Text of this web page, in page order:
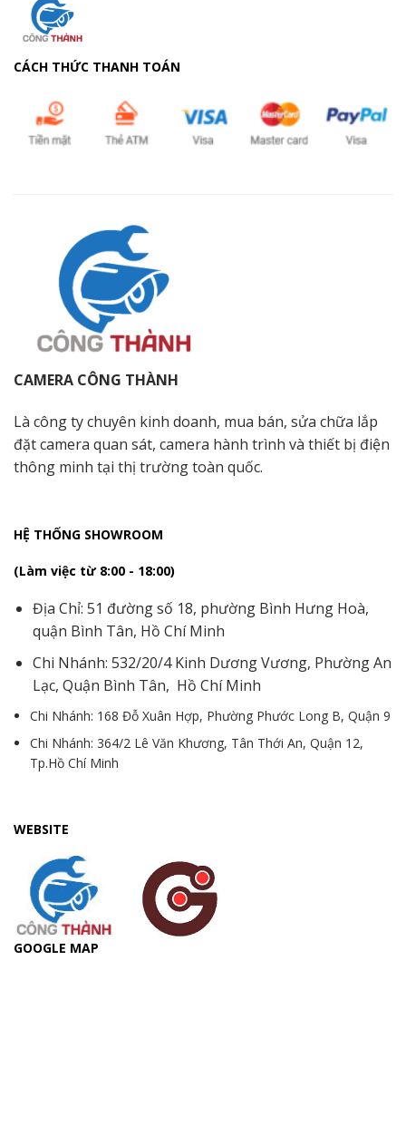
CÁCH THỨC THANH TOÁN
CAMERA CÔNG THÀNH
Là công ty chuyên kinh doanh, mua bán, sửa chữa lắp
đặt camera quan sát, camera hành trình và thiết bị điện
thông minh tại thị trường toàn quốc.
HỆ THỐNG SHOWROOM
(Làm việc từ 8:00 - 18:00)
Địa Chỉ: 51 đường số 18, phường Bình Hưng Hoà,
quận Bình Tân, Hồ Chí Minh
Chi Nhánh: 532/20/4 Kinh Dương Vương, Phường An
Lạc, Quận Bình Tân, Hồ Chí Minh
Chi Nhánh: 168 Đỗ Xuân Hợp, Phường Phước Long B, Quận 9
Chi Nhánh: 364/2 Lê Văn Khương, Tân Thới An, Quận 12,
Tp.Hồ Chí Minh
WEBSITE
GOOGLE MAP